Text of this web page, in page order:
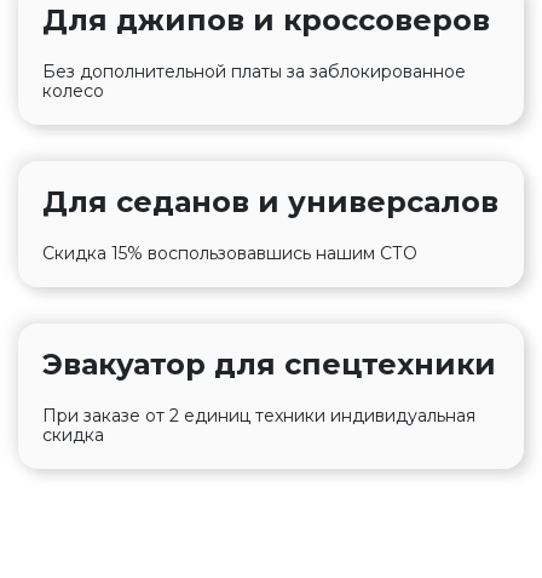
Для джипов и кроссоверов
Без дополнительной платы за заблокированное
колесо
Для седанов и универсалов
Скидка 15% воспользовавшись нашим СТО
Эвакуатор для спецтехники
При заказе от 2 единиц техники индивидуальная
скидка